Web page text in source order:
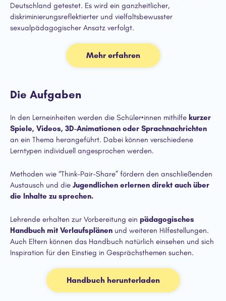
Deutschland getestet. Es wird ein ganzheitlicher,
diskriminierungsreflektierter und vielfaltsbewusster
sexualpädagogischer Ansatz verfolgt.
Mehr erfahren
Die Aufgaben
In den Lerneinheiten werden die Schüler•innen mithilfe kurzer
Spiele, Videos, 3D-Animationen oder Sprachnachrichten
an ein Thema herangeführt. Dabei können verschiedene
Lerntypen individuell angesprochen werden.
Methoden wie “Think-Pair-Share” fördern den anschließenden
Austausch und die Jugendlichen erlernen direkt auch über
die Inhalte zu sprechen.
Lehrende erhalten zur Vorbereitung ein pädagogisches
Handbuch mit Verlaufsplänen und weiteren Hilfestellungen.
Auch Eltern können das Handbuch natürlich einsehen und sich
Inspiration für den Einstieg in Gesprächsthemen suchen.
Handbuch herunterladen